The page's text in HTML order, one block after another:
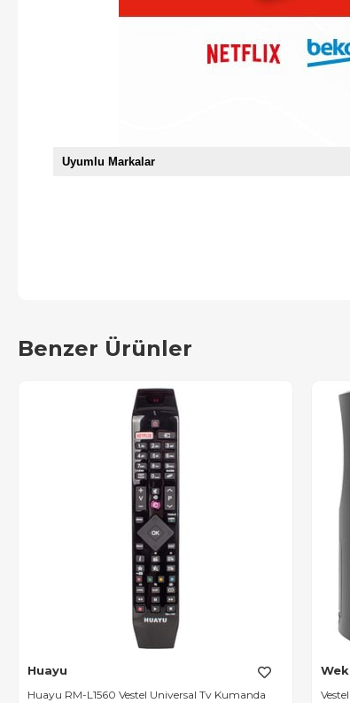
Uyumlu Markalar
Benzer Ürünler
Huayu
Huayu RM-L1560 Vestel Universal Tv Kumanda